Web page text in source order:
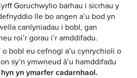
Goruchwylio barhau i sicrhau y
lle bo angen a’u bod yn
canlyniadau i bobl, gan
roi’r gorau i’r amddifadu.
bobl eu cefnogi a’u cynrychioli o
sy’n ymwneud â’u hamddifadu
yn ymarfer cadarnhaol.